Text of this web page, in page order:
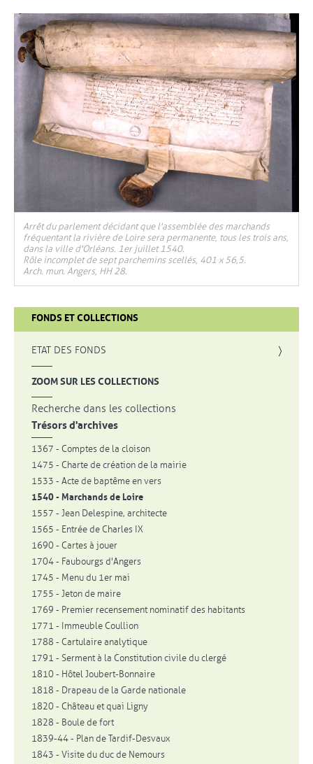
Arrêt du parlement décidant que l'assemblée des marchands
fréquentant la rivière de Loire sera permanente, tous les trois ans,
dans la ville d'Orléans. 1er juillet 1540.
Rôle incomplet de sept parchemins scellés, 401 x 56,5.
Arch. mun. Angers, HH 28.
FONDS ET COLLECTIONS
ETAT DES FONDS
ZOOM SUR LES COLLECTIONS, OUVRE UNE NOUVELLE FENÊTRE
Recherche dans les collections
Trésors d'archives
1367 - Comptes de la cloison
1475 - Charte de création de la mairie
1533 - Acte de baptême en vers
1540 - Marchands de Loire
1557 - Jean Delespine, architecte
1565 - Entrée de Charles IX
1690 - Cartes à jouer
1704 - Faubourgs d'Angers
1745 - Menu du 1er mai
1755 - Jeton de maire
1769 - Premier recensement nominatif des habitants
1771 - Immeuble Coullion
1788 - Cartulaire analytique
1791 - Serment à la Constitution civile du clergé
1810 - Hôtel Joubert-Bonnaire
1818 - Drapeau de la Garde nationale
1820 - Château et quai Ligny
1828 - Boule de fort
1839-44 - Plan de Tardif-Desvaux
1843 - Visite du duc de Nemours